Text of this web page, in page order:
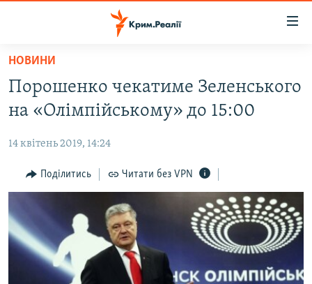
Перейти
основного
матеріалу
до
навігації
Перейти
до
пошуку
ВОДА.КРИМ
ПОЛІТИКА
БЛОГИ
ІНТЕРВ'Ю
ВСЕ ЗА ДЕНЬ
СПЕЦПРОЕКТИ
НОВИНИ
Порошенко чекатиме Зеленського
на «Олімпійському» до 15:00
14 квітень 2019, 14:24
Поділитись Читати без VPN